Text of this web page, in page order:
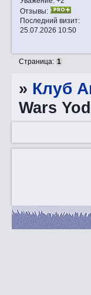
Отзывы:
Последний визит:
25.07.2026 10:50
Страница: 1
» Клуб
Wars